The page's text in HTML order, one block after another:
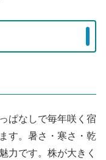
ぱなしで毎年咲く宿
す。暑さ・寒さ・乾
力です。株が大きく